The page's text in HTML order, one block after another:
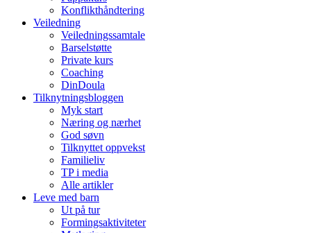
Konflikthåndtering
Veiledning
Veiledningssamtale
Barselstøtte
Private kurs
Coaching
DinDoula
Tilknytningsbloggen
Myk start
Næring og nærhet
God søvn
Tilknyttet oppvekst
Familieliv
TP i media
Alle artikler
Leve med barn
Ut på tur
Formingsaktiviteter